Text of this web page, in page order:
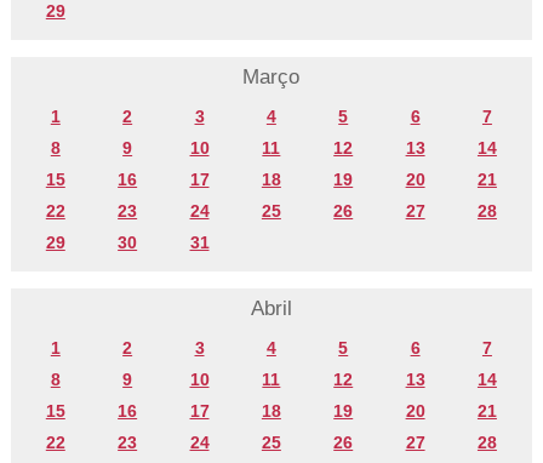
29
Março
1 2 3 4 5 6
7
8
9 10 11 12 13
14
15
16 17 18 19 20
21
22
23 24 25 26 27
28
29
30 31
Abril
1 2 3 4 5 6
7
8
9 10 11 12 13
14
15
16 17 18 19 20
21
22
23 24 25 26 27
28